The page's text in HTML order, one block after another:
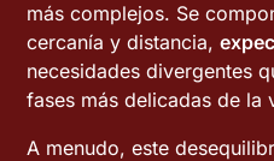
más complejos. Se
cercanía y distancia,
necesidades divergentes
fases más delicadas de la
A menudo, este